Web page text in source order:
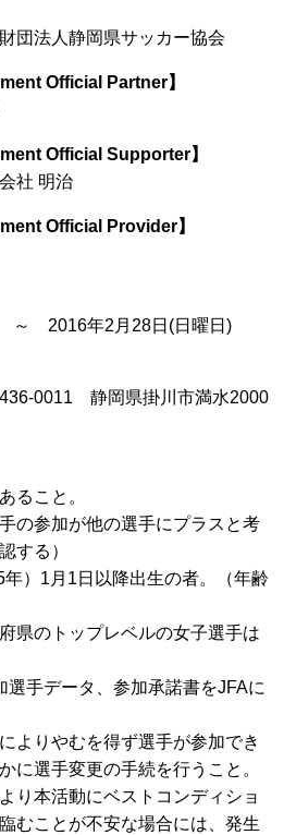
団法人静岡県サッカー協会
Official Partner】
Official Supporter】
社 明治
Official Provider】
～ 2016年2月28日(日曜日)
0011 静岡県掛川市満水2000
ること。
の参加が他の選手にプラスと考
する）
）1月1日以降出生の者。（年齢
県のトップレベルの女子選手は
手データ、参加承諾書をJFAに
よりやむを得ず選手が参加でき
に選手変更の手続を行うこと。
り本活動にベストコンディショ
むことが不安な場合には、発生